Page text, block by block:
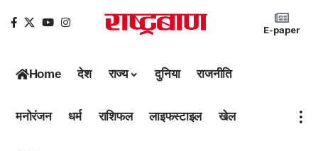
E-paper
Home देश राज्य दुनिया राजनीति
मनोरंजन धर्म राशिफल लाइफस्टाइल खेल